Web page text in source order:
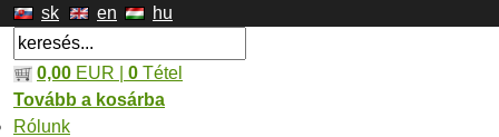
sk en hu
0,00 EUR | 0 Tétel
Tovább a kosárba
Rólunk